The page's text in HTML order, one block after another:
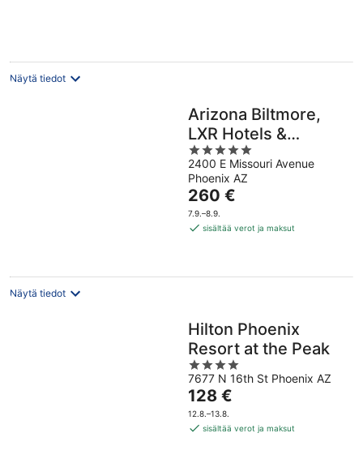
Näytä tiedot
Arizona Biltmore,
LXR Hotels &
Resorts
5
out
of
5
2400 E Missouri Avenue
Phoenix AZ
Hinta
on
260 €
260 €
7.9.–8.9.
sisältää verot ja maksut
Näytä tiedot
Hilton Phoenix
Resort at the Peak
4
out
of
5
7677 N 16th St Phoenix AZ
Hinta
on
128 €
128 €
12.8.–13.8.
sisältää verot ja maksut